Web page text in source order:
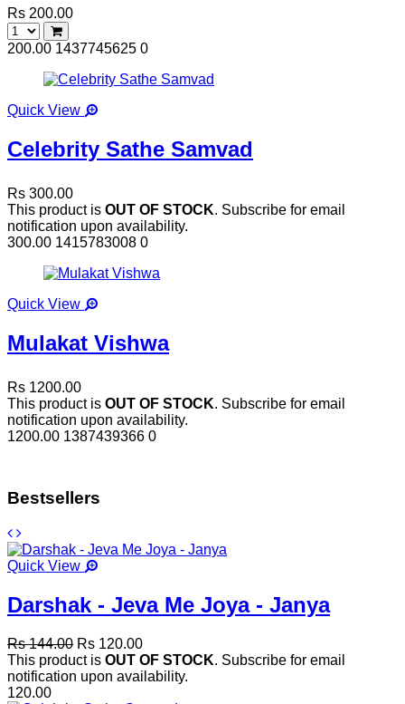
Rs 200.00
200.00 1437745625 0
Quick View
Celebrity Sathe Samvad
Rs 300.00
This product is OUT OF STOCK. Subscribe for email
notification upon availability.
300.00 1415783008 0
Quick View
Mulakat Vishwa
Rs 1200.00
This product is OUT OF STOCK. Subscribe for email
notification upon availability.
1200.00 1387439366 0
Bestsellers
Quick View
Darshak - Jeva Me Joya - Janya
Rs 144.00 Rs 120.00
This product is OUT OF STOCK. Subscribe for email
notification upon availability.
120.00